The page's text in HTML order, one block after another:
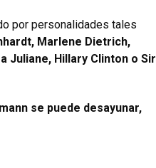
por personalidades tales
Marlene Dietrich,
Juliane, Hillary Clinton o Sir
se puede desayunar,